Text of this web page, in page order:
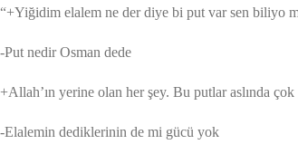
“+Yiğidim elalem ne der diye bi put var sen biliyo
-Put nedir Osman dede
+Allah’ın yerine olan her şey. Bu putlar aslında
-Elalemin dediklerinin de mi gücü yok